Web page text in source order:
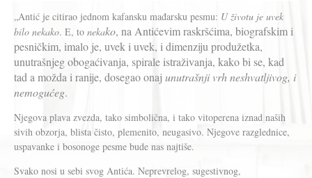
„Antić je citirao jednom kafansku mađarsku pesmu: U životu je uvek
bilo nekako. E, to nekako, na Antićevim raskršćima, biografskim i
pesničkim, imalo je, uvek i uvek, i dimenziju produžetka,
unutrašnjeg obogaćivanja, spirale istraživanja, kako bi se, kad
tad a možda i ranije, dosegao onaj unutrašnji vrh neshvatljivog, i
nemogućeg.
Njegova plava zvezda, tako simbolična, i tako vitoperena iznad naših
sivih obzorja, blista čisto, plemenito, neugasivo. Njegove razglednice,
uspavanke i bosonoge pesme bude nas najtiše.
Svako nosi u sebi svog Antića. Neprevrelog, sugestivnog,